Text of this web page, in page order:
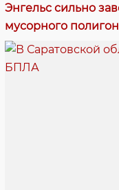
Энгельс сильно
мусорного